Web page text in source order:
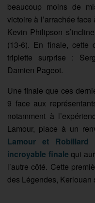
beaucoup moins de
victoire à l’arrachée
Kevin Philipson
(13-6). En finale, cette
triplette surprise :
Damien Pageot.
Une finale que ces
9 face aux
notamment à
Lamour, place à un
Lamour et Robillard
incroyable finale qui
l’autre côté. Cette
des Légendes, Kerlouan